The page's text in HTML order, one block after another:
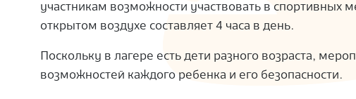
участникам возможности участвовать в
открытом воздухе составляет 4 часа в день.
Поскольку в лагере есть дети разного возраста,
возможностей каждого ребенка и его безопасности.